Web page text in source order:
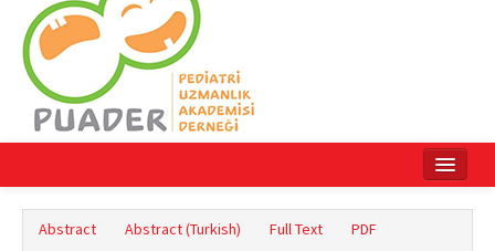
Abstract Abstract (Turkish) Full Text
PDF